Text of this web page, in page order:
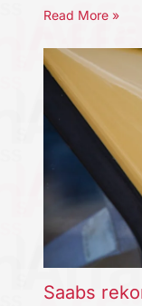
Read More »
Saabs